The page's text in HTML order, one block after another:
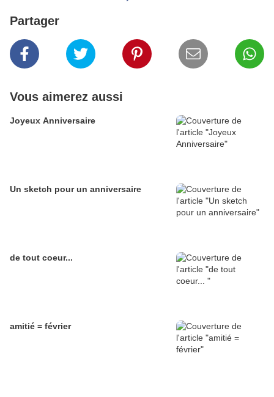
Partager
Vous aimerez aussi
Joyeux Anniversaire
Un sketch pour un anniversaire
de tout coeur...
amitié = février